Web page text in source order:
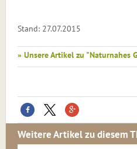
Stand: 27.07.2015
» Unsere Artikel zu "Naturnahes
Weitere Artikel zu diesem